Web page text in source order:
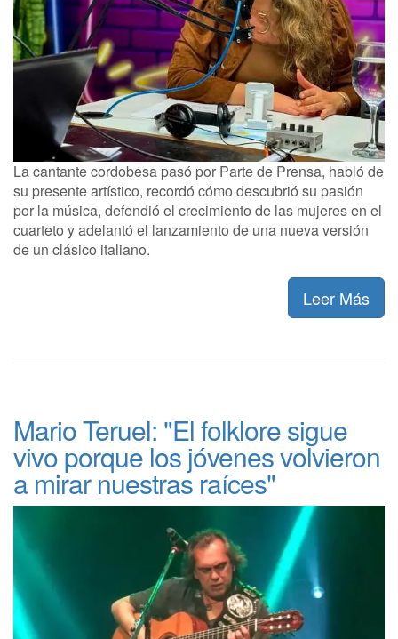
La cantante cordobesa pasó por Parte de Prensa, habló de
su presente artístico, recordó cómo descubrió su pasión
por la música, defendió el crecimiento de las mujeres en el
cuarteto y adelantó el lanzamiento de una nueva versión
de un clásico italiano.
Leer Más
Mario Teruel: "El folklore sigue
vivo porque los jóvenes volvieron
a mirar nuestras raíces"